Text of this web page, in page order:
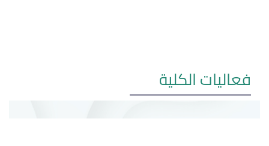
فعاليات الكلية